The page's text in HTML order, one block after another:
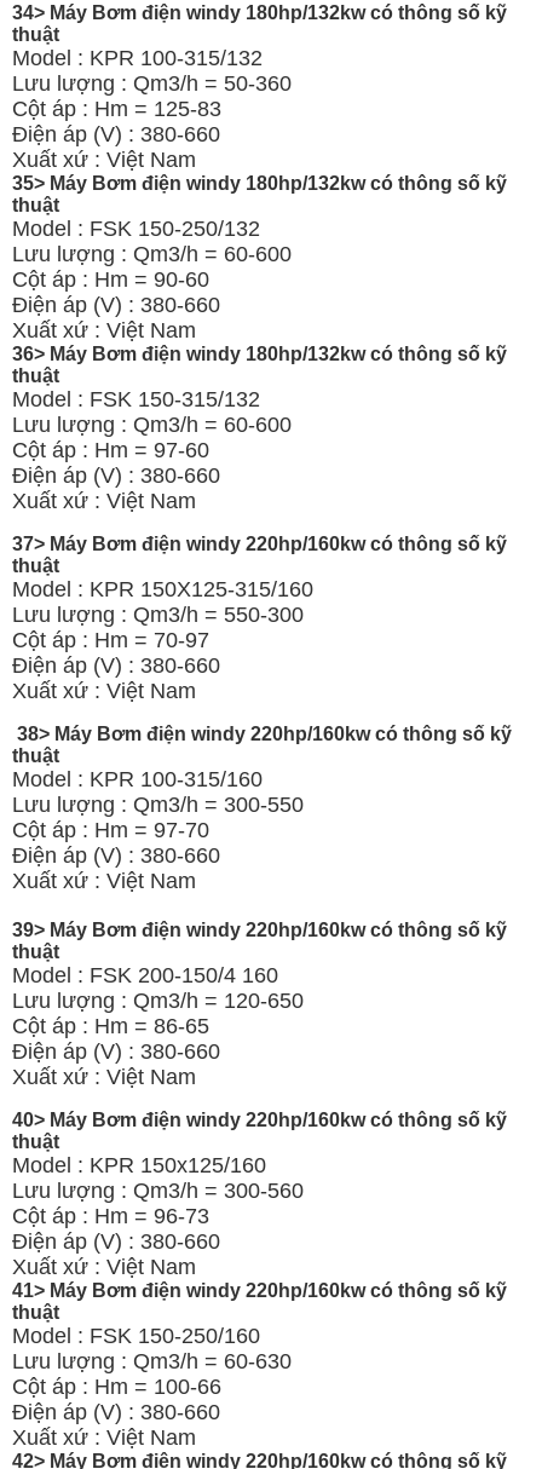
34> Máy Bơm điện windy 180hp/132kw có thông số kỹ
thuật
Model : KPR 100-315/132
Lưu lượng : Qm3/h = 50-360
Cột áp : Hm = 125-83
Điện áp (V) : 380-660
Xuất xứ : Việt Nam
35> Máy Bơm điện windy 180hp/132kw có thông số kỹ
thuật
Model : FSK 150-250/132
Lưu lượng : Qm3/h = 60-600
Cột áp : Hm = 90-60
Điện áp (V) : 380-660
Xuất xứ : Việt Nam
36> Máy Bơm điện windy 180hp/132kw có thông số kỹ
thuật
Model : FSK 150-315/132
Lưu lượng : Qm3/h = 60-600
Cột áp : Hm = 97-60
Điện áp (V) : 380-660
Xuất xứ : Việt Nam
37> Máy Bơm điện windy 220hp/160kw có thông số kỹ
thuật
Model : KPR 150X125-315/160
Lưu lượng : Qm3/h = 550-300
Cột áp : Hm = 70-97
Điện áp (V) : 380-660
Xuất xứ : Việt Nam
38> Máy Bơm điện windy 220hp/160kw có thông số kỹ
thuật
Model : KPR 100-315/160
Lưu lượng : Qm3/h = 300-550
Cột áp : Hm = 97-70
Điện áp (V) : 380-660
Xuất xứ : Việt Nam
39> Máy Bơm điện windy 220hp/160kw có thông số kỹ
thuật
Model : FSK 200-150/4 160
Lưu lượng : Qm3/h = 120-650
Cột áp : Hm = 86-65
Điện áp (V) : 380-660
Xuất xứ : Việt Nam
40> Máy Bơm điện windy 220hp/160kw có thông số kỹ
thuật
Model : KPR 150x125/160
Lưu lượng : Qm3/h = 300-560
Cột áp : Hm = 96-73
Điện áp (V) : 380-660
Xuất xứ : Việt Nam
41> Máy Bơm điện windy 220hp/160kw có thông số kỹ
thuật
Model : FSK 150-250/160
Lưu lượng : Qm3/h = 60-630
Cột áp : Hm = 100-66
Điện áp (V) : 380-660
Xuất xứ : Việt Nam
42> Máy Bơm điện windy 220hp/160kw có thông số kỹ